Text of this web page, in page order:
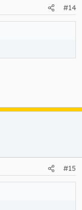
#14
#15